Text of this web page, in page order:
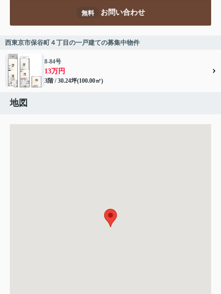
無料 お問い合わせ
西東京市保谷町４丁目の一戸建ての募集中物件
8-84号
13万円
3階 / 30.24坪(100.00㎡)
地図